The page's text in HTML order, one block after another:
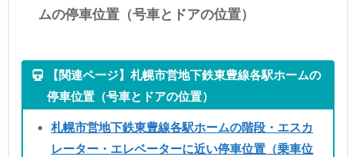
ムの停車位置（号車とドアの位置）
【関連ページ】札幌市営地下鉄東豊線各駅ホームの
停車位置（号車とドアの位置）
札幌市営地下鉄東豊線各駅ホームの階段・エスカ
レーター・エレベーターに近い停車位置（乗車位